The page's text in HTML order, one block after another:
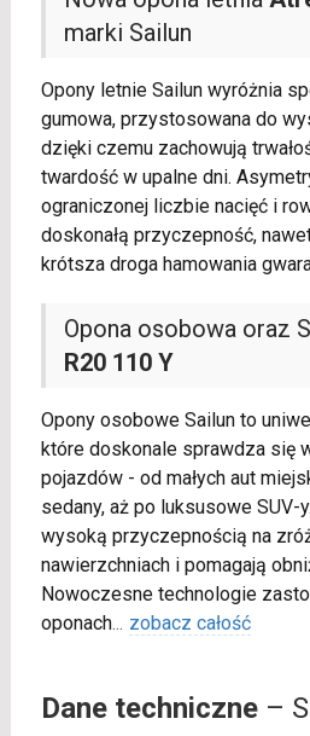
marki Sailun
Opony letnie Sailun wyróżnia
gumowa, przystosowana do
dzięki czemu zachowują
twardość w upalne dni.
ograniczonej liczbie nacięć i
doskonałą przyczepność,
krótsza droga hamowania
Opona osobowa oraz
R20 110 Y
Opony osobowe Sailun to
które doskonale sprawdza się
pojazdów - od małych aut
sedany, aż po luksusowe SUV-
wysoką przyczepnością na
nawierzchniach i pomagają
Nowoczesne technologie
oponach... zobacz całość
Dane techniczne–